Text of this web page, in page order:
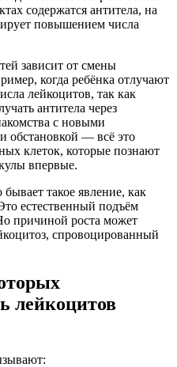
содержатся антитела, на
повышением числа
зависит от смены
когда ребёнка отлучают
лейкоцитов, так как
антитела через
с новыми
обстановкой — всё это
клеток, которые познают
впервые.
такое явление, как
естественный подъём
причиной роста может
спровоцированный
лейкоцитов